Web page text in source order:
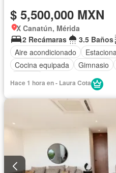
$ 5,500,000 MXN
X Canatún, Mérida
2 Recámaras
3.5 Baños
Aire acondicionado
Cocina equipada
Gimnasio
Hace 1 hora en - Laura Cota